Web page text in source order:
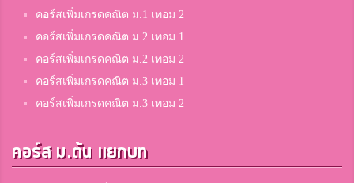
คอร์สเพิ่มเกรดคณิต ม.1 เทอม 2
คอร์สเพิ่มเกรดคณิต ม.2 เทอม 1
คอร์สเพิ่มเกรดคณิต ม.2 เทอม 2
คอร์สเพิ่มเกรดคณิต ม.3 เทอม 1
คอร์สเพิ่มเกรดคณิต ม.3 เทอม 2
คอร์ส ม.ต้น แยกบท